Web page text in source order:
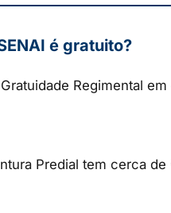
é gratuito?
Regimental
Predial tem cerca